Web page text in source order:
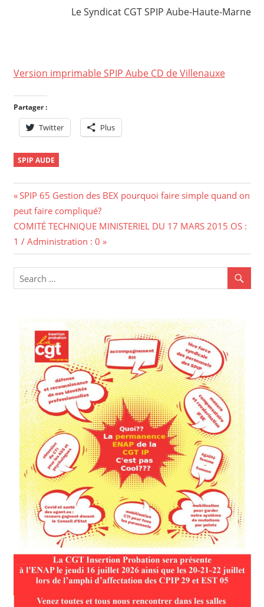
Le Syndicat CGT SPIP Aube-Haute-Marne
Version imprimable SPIP Aube CD de Villenauxe
Partager :
Twitter Plus
SPIP AUDE
Navigation
de
l’article
Previous
Post:
SPIP 65 Gestion des BEX pourquoi faire simple quand on
peut faire compliqué?
Next
Post:
COMITÉ TECHNIQUE MINISTERIEL DU 17 MARS 2015 OS :
1 / Administration : 0